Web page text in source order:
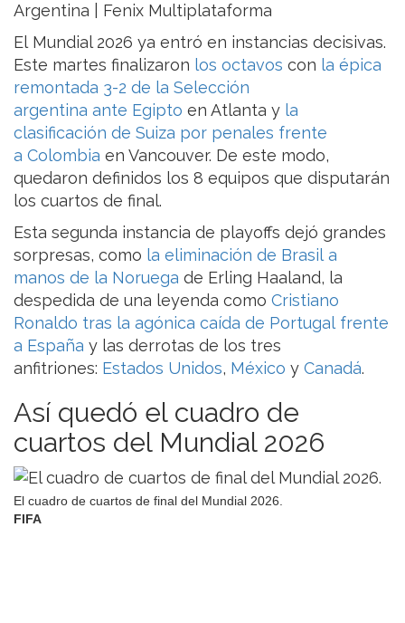
Argentina | Fenix Multiplataforma
El Mundial 2026 ya entró en instancias decisivas.
Este martes finalizaron los octavos con la épica
remontada 3-2 de la Selección
argentina ante Egipto en Atlanta y la
clasificación de Suiza por penales frente
a Colombia en Vancouver. De este modo,
quedaron definidos los 8 equipos que disputarán
los cuartos de final.
Esta segunda instancia de playoffs dejó grandes
sorpresas, como la eliminación de Brasil a
manos de la Noruega de Erling Haaland, la
despedida de una leyenda como Cristiano
Ronaldo tras la agónica caída de Portugal frente
a España y las derrotas de los tres
anfitriones: Estados Unidos, México y Canadá.
Así quedó el cuadro de
cuartos del Mundial 2026
El cuadro de cuartos de final del Mundial 2026.
FIFA